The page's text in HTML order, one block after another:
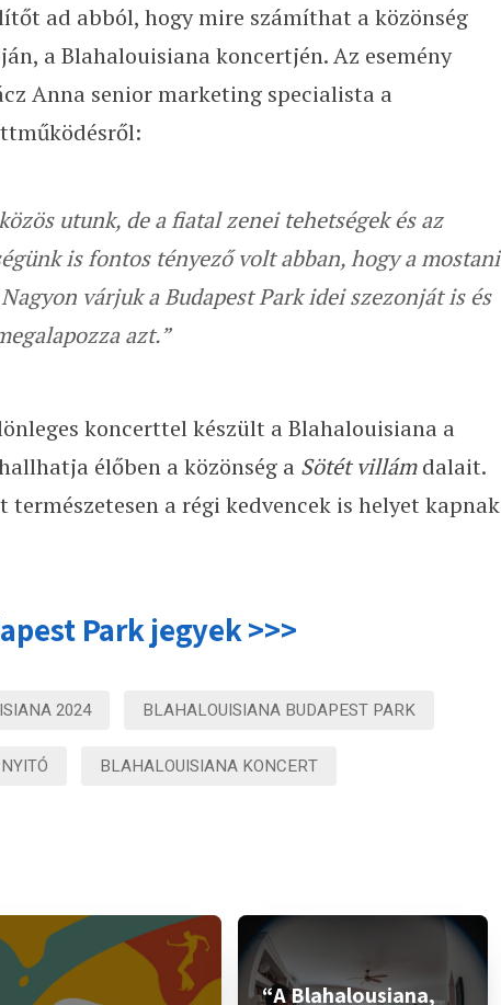
ad abból, hogy mire számíthat a közönség
a Blahalouisiana koncertjén. Az esemény
Anna senior marketing specialista a
utunk, de a fiatal zenei tehetségek és az
is fontos tényező volt abban, hogy a mostani
várjuk a Budapest Park idei szezonját is és
azt.”
koncerttel készült a Blahalouisiana a
élőben a közönség a Sötét villámdalait.
természetesen a régi kedvencek is helyet kapnak
Park jegyek >>>
2024 BLAHALOUISIANA BUDAPEST PARK
BLAHALOUISIANA KONCERT
“A Blahalousiana,